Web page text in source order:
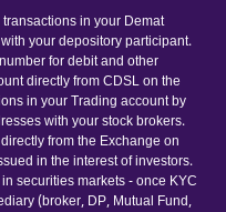
in your Demat
your depository participant.
for debit and other
directly from CDSL on the
in your Trading account by
with your stock brokers.
from the Exchange on
in the interest of investors.
securities markets - once KYC
(broker, DP, Mutual Fund,